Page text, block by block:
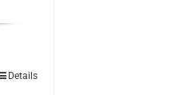
Details